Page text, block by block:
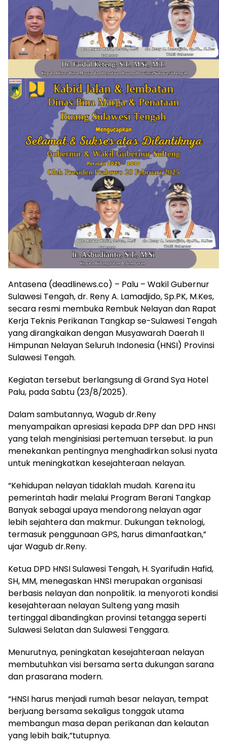
Antasena (deadlinews.co) – Palu – Wakil Gubernur
Sulawesi Tengah, dr. Reny A. Lamadjido, Sp.PK, M.Kes,
secara resmi membuka Rembuk Nelayan dan Rapat
Kerja Teknis Perikanan Tangkap se-Sulawesi Tengah
yang dirangkaikan dengan Musyawarah Daerah II
Himpunan Nelayan Seluruh Indonesia (HNSI) Provinsi
Sulawesi Tengah.
Kegiatan tersebut berlangsung di Grand Sya Hotel
Palu, pada Sabtu (23/8/2025).
Dalam sambutannya, Wagub dr.Reny
menyampaikan apresiasi kepada DPP dan DPD HNSI
yang telah menginisiasi pertemuan tersebut. Ia pun
menekankan pentingnya menghadirkan solusi nyata
untuk meningkatkan kesejahteraan nelayan.
“Kehidupan nelayan tidaklah mudah. Karena itu
pemerintah hadir melalui Program Berani Tangkap
Banyak sebagai upaya mendorong nelayan agar
lebih sejahtera dan makmur. Dukungan teknologi,
termasuk penggunaan GPS, harus dimanfaatkan,”
ujar Wagub dr.Reny.
Ketua DPD HNSI Sulawesi Tengah, H. Syarifudin Hafid,
SH, MM, menegaskan HNSI merupakan organisasi
berbasis nelayan dan nonpolitik. Ia menyoroti kondisi
kesejahteraan nelayan Sulteng yang masih
tertinggal dibandingkan provinsi tetangga seperti
Sulawesi Selatan dan Sulawesi Tenggara.
Menurutnya, peningkatan kesejahteraan nelayan
membutuhkan visi bersama serta dukungan sarana
dan prasarana modern.
“HNSI harus menjadi rumah besar nelayan, tempat
berjuang bersama sekaligus tonggak utama
membangun masa depan perikanan dan kelautan
yang lebih baik,”tutupnya.